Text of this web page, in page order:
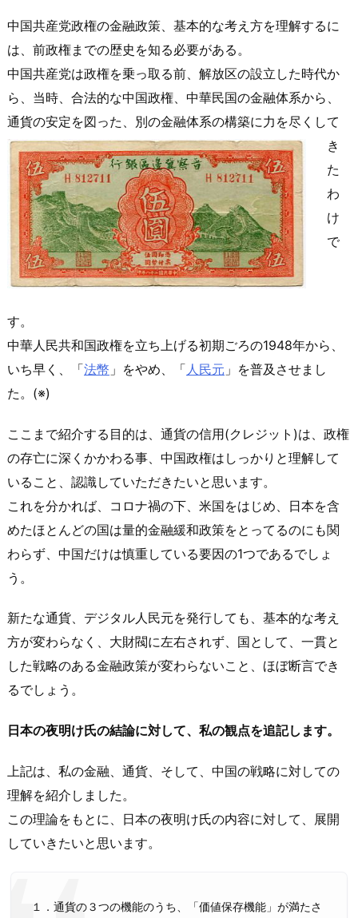
中国共産党政権の金融政策、基本的な考え方を理解するに
は、前政権までの歴史を知る必要がある。
中国共産党は政権を乗っ取る前、解放区の設立した時代か
ら、当時、合法的な中国政権、中華民国の金融体系から、
通貨の安定を図った、別の金融体系の構築に力を尽くして
き
た
わ
け
で
す。
中華人民共和国政権を立ち上げる初期ごろの1948年から、
いち早く、「法幣 」をやめ、「 人民元 」を普及させまし
た。(※)
ここまで紹介する目的は、通貨の信用(クレジット)は、政権
の存亡に深くかかわる事、中国政権はしっかりと理解して
いること、認識していただきたいと思います。
これを分かれば、コロナ禍の下、米国をはじめ、日本を含
めたほとんどの国は量的金融緩和政策をとってるのにも関
わらず、中国だけは慎重している要因の1つであるでしょ
う。
新たな通貨、デジタル人民元を発行しても、基本的な考え
方が変わらなく、大財閥に左右されず、国として、一貫と
した戦略のある金融政策が変わらないこと、ほぼ断言でき
るでしょう。
日本の夜明け氏の結論に対して、私の観点を追記します。
上記は、私の金融、通貨、そして、中国の戦略に対しての
理解を紹介しました。
この理論をもとに、日本の夜明け氏の内容に対して、展開
していきたいと思います。
１．通貨の３つの機能のうち、「価値保存機能」が満たさ